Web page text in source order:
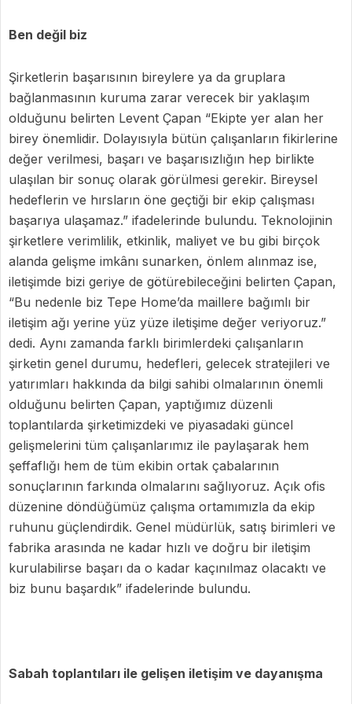
Ben değil biz
Şirketlerin başarısının bireylere ya da gruplara
bağlanmasının kuruma zarar verecek bir yaklaşım
olduğunu belirten Levent Çapan “Ekipte yer alan her
birey önemlidir. Dolayısıyla bütün çalışanların fikirlerine
değer verilmesi, başarı ve başarısızlığın hep birlikte
ulaşılan bir sonuç olarak görülmesi gerekir. Bireysel
hedeflerin ve hırsların öne geçtiği bir ekip çalışması
başarıya ulaşamaz.” ifadelerinde bulundu. Teknolojinin
şirketlere verimlilik, etkinlik, maliyet ve bu gibi birçok
alanda gelişme imkânı sunarken, önlem alınmaz ise,
iletişimde bizi geriye de götürebileceğini belirten Çapan,
“Bu nedenle biz Tepe Home’da maillere bağımlı bir
iletişim ağı yerine yüz yüze iletişime değer veriyoruz.”
dedi. Aynı zamanda farklı birimlerdeki çalışanların
şirketin genel durumu, hedefleri, gelecek stratejileri ve
yatırımları hakkında da bilgi sahibi olmalarının önemli
olduğunu belirten Çapan, yaptığımız düzenli
toplantılarda şirketimizdeki ve piyasadaki güncel
gelişmelerini tüm çalışanlarımız ile paylaşarak hem
şeffaflığı hem de tüm ekibin ortak çabalarının
sonuçlarının farkında olmalarını sağlıyoruz. Açık ofis
düzenine döndüğümüz çalışma ortamımızla da ekip
ruhunu güçlendirdik. Genel müdürlük, satış birimleri ve
fabrika arasında ne kadar hızlı ve doğru bir iletişim
kurulabilirse başarı da o kadar kaçınılmaz olacaktı ve
biz bunu başardık” ifadelerinde bulundu.
Sabah toplantıları ile gelişen iletişim ve dayanışma